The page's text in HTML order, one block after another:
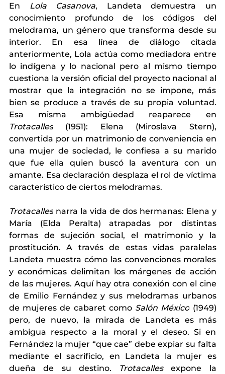
En Lola Casanova, Landeta demuestra un
conocimiento profundo de los códigos del
melodrama, un género que transforma desde su
interior. En esa línea de diálogo citada
anteriormente, Lola actúa como mediadora entre
lo indígena y lo nacional pero al mismo tiempo
cuestiona la versión oficial del proyecto nacional al
mostrar que la integración no se impone, más
bien se produce a través de su propia voluntad.
Trotacalles (1951): Elena (Miroslava Stern),
convertida por un matrimonio de conveniencia en
una mujer de sociedad, le confiesa a su marido
que fue ella quien buscó la aventura con un
amante. Esa declaración desplaza el rol de víctima
característico de ciertos melodramas.
Trotacalles narra la vida de dos hermanas: Elena y
María (Elda Peralta) atrapadas por distintas
formas de sujeción social, el matrimonio y la
prostitución. A través de estas vidas paralelas
Landeta muestra cómo las convenciones morales
y económicas delimitan los márgenes de acción
de las mujeres. Aquí hay otra conexión con el cine
de Emilio Fernández y sus melodramas urbanos
de mujeres de cabaret como Salón México (1949)
pero, de nuevo, la mirada de Landeta es más
ambigua respecto a la moral y el deseo. Si en
Fernández la mujer “que cae” debe expiar su falta
mediante el sacrificio, en Landeta la mujer es
dueña de su destino.
Trotacalles expone la